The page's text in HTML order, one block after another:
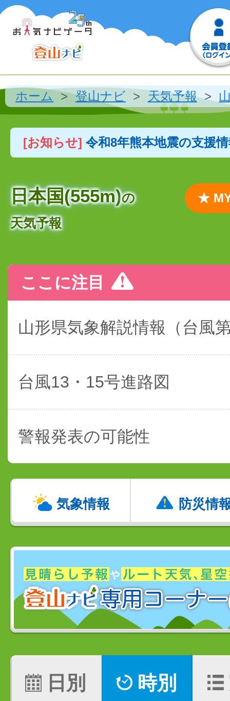
ホーム 登山ナビ 天気予報
[お知らせ] 令和8年熊本地震の支援
日本国(555m)の
天気予報
★
ここに注目
山形県気象解説情報（台風
台風13・15号進路図
警報発表の可能性
気象情報 防災情
日別 時別